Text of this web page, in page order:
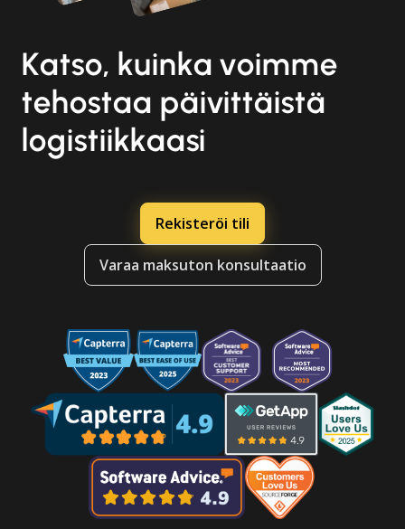
Katso, kuinka voimme
tehostaa päivittäistä
logistiikkaasi
Rekisteröi tili
Varaa maksuton konsultaatio